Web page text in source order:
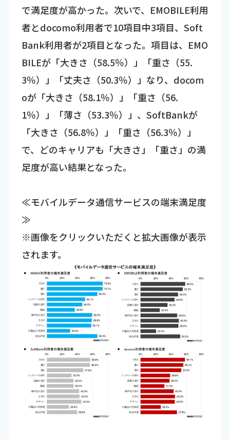
で満足度が高かった。次いで、EMOBILE利用
者とdocomo利用者で10項目中3項目、Soft
Bank利用者が2項目となった。項目は、EMO
BILEが「大きさ（58.5％）」「重さ（55.
3％）」「丈夫さ（50.3％）」なり、docom
oが「大きさ（58.1％）」「重さ（56.
1％）」「薄さ（53.3％）」、SoftBankが
「大きさ（56.8％）」「重さ（56.3％）」
で、どのキャリアも「大きさ」「重さ」の満
足度が高い結果となった。
≪モバイルデータ通信サービスの端末満足度
≫
※画像をクリックいただくと拡大画像が表示
されます。